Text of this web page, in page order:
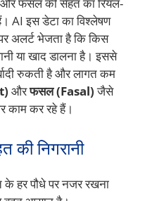
और फसल की सेहत का रियल-
AI इस डेटा का विश्लेषण
अलर्ट भेजता है कि किस
या खाद डालना है। इससे
रुकती है और लागत कम
औरफसल (Fasal)जैसे
काम कर रहे हैं।
निगरानी
हर पौधे पर नजर रखना